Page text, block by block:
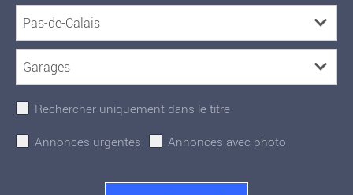
Rechercher uniquement dans le titre
Annonces urgentes
Annonces avec photo